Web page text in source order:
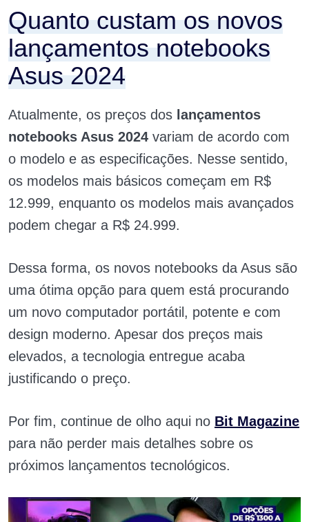
Quanto custam os novos
lançamentos notebooks
Asus 2024
Atualmente, os preços dos lançamentos
notebooks Asus 2024 variam de acordo com
o modelo e as especificações. Nesse sentido,
os modelos mais básicos começam em R$
12.999, enquanto os modelos mais avançados
podem chegar a R$ 24.999.
Dessa forma, os novos notebooks da Asus são
uma ótima opção para quem está procurando
um novo computador portátil, potente e com
design moderno. Apesar dos preços mais
elevados, a tecnologia entregue acaba
justificando o preço.
Por fim, continue de olho aqui no Bit Magazine
para não perder mais detalhes sobre os
próximos lançamentos tecnológicos.